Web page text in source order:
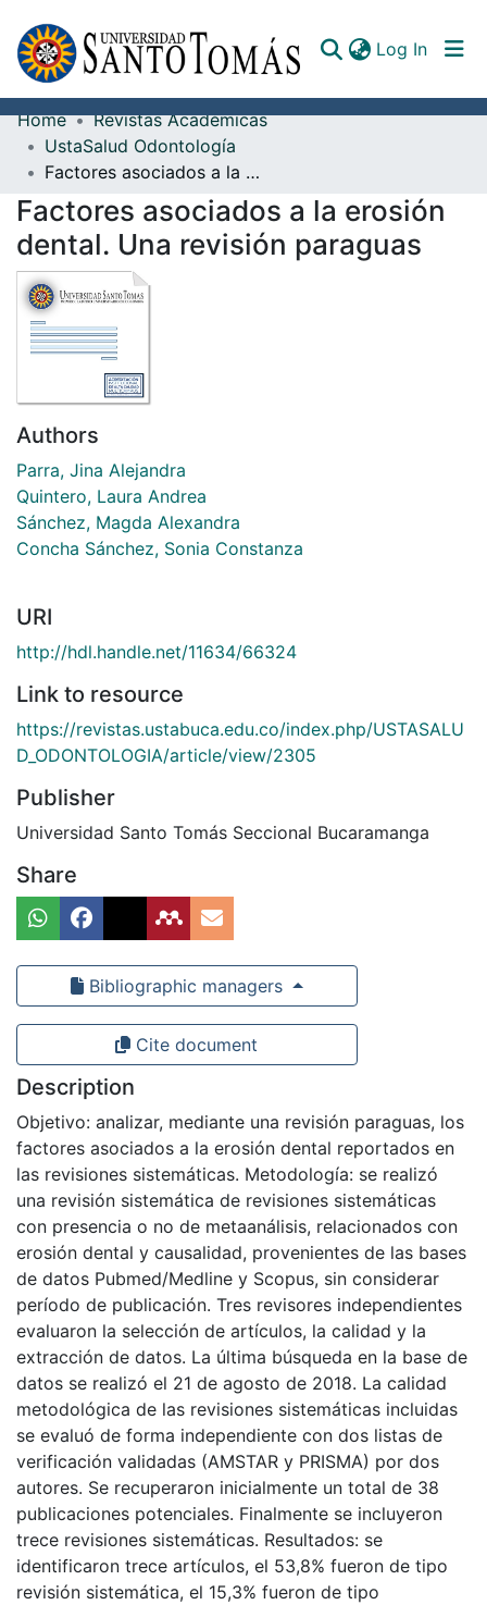
Log In
Communities & Collections
All of DSpace
Documents
Home
Revistas Académicas
UstaSalud Odontología
Factores asociados a la erosión dental. Una revisión paraguas
Factores asociados a la erosión
dental. Una revisión paraguas
Authors
Parra, Jina Alejandra
Quintero, Laura Andrea
Sánchez, Magda Alexandra
Concha Sánchez, Sonia Constanza
URI
http://hdl.handle.net/11634/66324
Link to resource
https://revistas.ustabuca.edu.co/index.php/USTASALU
D_ODONTOLOGIA/article/view/2305
Publisher
Universidad Santo Tomás Seccional Bucaramanga
Share
Bibliographic managers
Cite document
Description
Objetivo: analizar, mediante una revisión paraguas, los
factores asociados a la erosión dental reportados en
las revisiones sistemáticas. Metodología: se realizó
una revisión sistemática de revisiones sistemáticas
con presencia o no de metaanálisis, relacionados con
erosión dental y causalidad, provenientes de las bases
de datos Pubmed/Medline y Scopus, sin considerar
período de publicación. Tres revisores independientes
evaluaron la selección de artículos, la calidad y la
extracción de datos. La última búsqueda en la base de
datos se realizó el 21 de agosto de 2018. La calidad
metodológica de las revisiones sistemáticas incluidas
se evaluó de forma independiente con dos listas de
verificación validadas (AMSTAR y PRISMA) por dos
autores. Se recuperaron inicialmente un total de 38
publicaciones potenciales. Finalmente se incluyeron
trece revisiones sistemáticas. Resultados: se
identificaron trece artículos, el 53,8% fueron de tipo
revisión sistemática, el 15,3% fueron de tipo